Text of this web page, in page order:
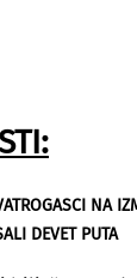
NA
DEVET PUTA